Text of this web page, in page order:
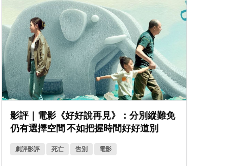
影評｜電影《好好說再見》：分別縱難免
仍有選擇空間 不如把握時間好好道別
劇評影評 死亡 告別 電影